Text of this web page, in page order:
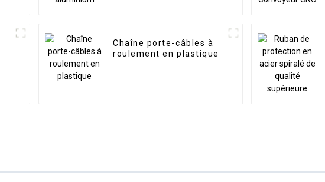
Chaîne porte-câbles à
roulement en plastique